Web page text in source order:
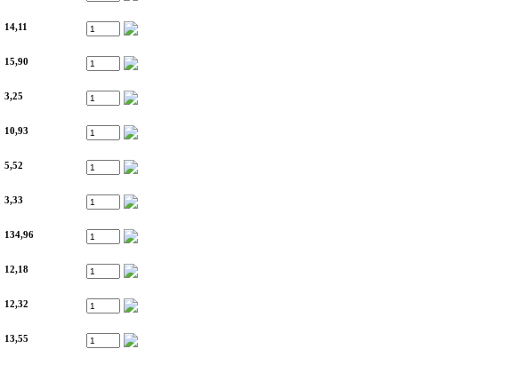
14,11
15,90
3,25
10,93
5,52
3,33
134,96
12,18
12,32
13,55